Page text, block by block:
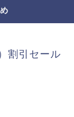
割引セール